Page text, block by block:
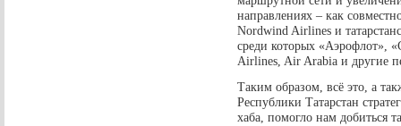
направлениях – как
Nordwind Airlines и
среди которых «Аэрофлот»,
Airlines, Air Arabia и другие
Таким образом, всё это, а
Республики Татарстан
хаба, помогло нам добиться